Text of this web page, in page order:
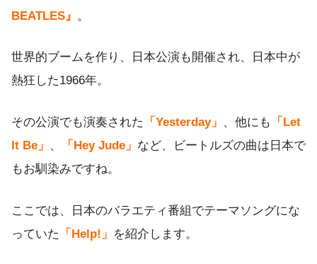
BEATLES』 。
世界的ブームを作り、日本公演も開催され、日本中が
熱狂した1966年。
その公演でも演奏された 「Yesterday」 、他にも
「Let
It Be」 、 「Hey Jude」 など、ビートルズの曲は日本で
もお馴染みですね。
ここでは、日本のバラエティ番組でテーマソングにな
っていた
「Help!」 を紹介します。